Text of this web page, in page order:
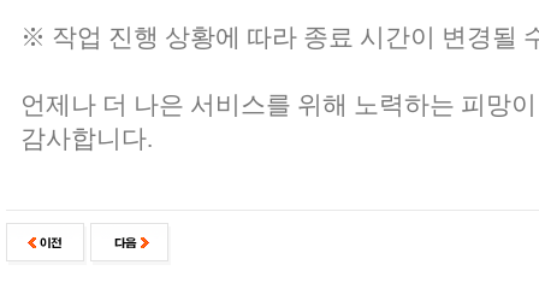
※ 작업 진행 상황에 따라 종료 시간이 변경될
언제나 더 나은 서비스를 위해 노력하는 피망
감사합니다.